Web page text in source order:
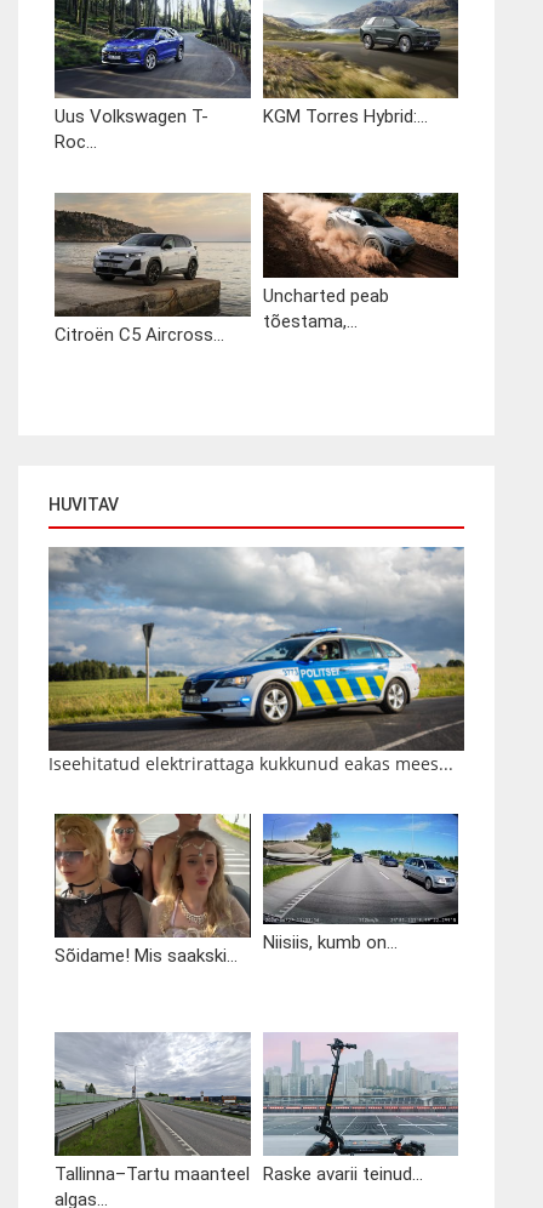
Uus Volkswagen T-
Roc...
KGM Torres Hybrid:...
Citroën C5 Aircross...
Uncharted peab
tõestama,...
HUVITAV
Iseehitatud elektrirattaga kukkunud eakas mees...
Sõidame! Mis saakski...
Niisiis, kumb on...
Tallinna–Tartu maanteel
algas...
Raske avarii teinud...